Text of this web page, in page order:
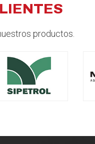
productos.